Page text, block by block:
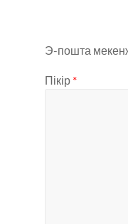
Э-пошта
Пікір *